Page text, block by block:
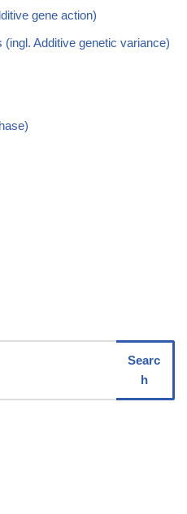
gene action)
Additive genetic variance)
Searc
h